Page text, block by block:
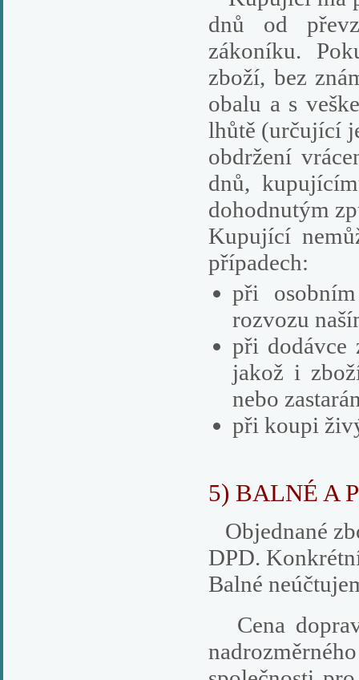
dnů od
zákoníku.
zboží, bez
obalu a s
lhůtě (určující
obdržení
dnů,
dohodnutým
Kupující
případech:
při
rozvozu
při dodávce
jakož i
nebo
při koupi
5) BALNÉ A
Objednané
DPD.
Balné
Cena